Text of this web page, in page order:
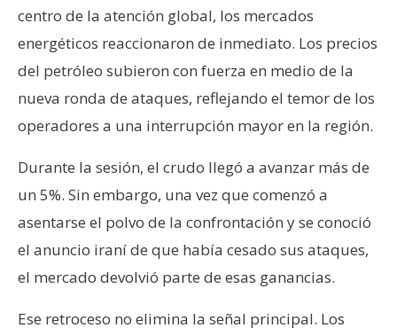
centro de la atención global, los mercados
energéticos reaccionaron de inmediato. Los precios
del petróleo subieron con fuerza en medio de la
nueva ronda de ataques, reflejando el temor de los
operadores a una interrupción mayor en la región.
Durante la sesión, el crudo llegó a avanzar más de
un 5%. Sin embargo, una vez que comenzó a
asentarse el polvo de la confrontación y se conoció
el anuncio iraní de que había cesado sus ataques,
el mercado devolvió parte de esas ganancias.
Ese retroceso no elimina la señal principal. Los